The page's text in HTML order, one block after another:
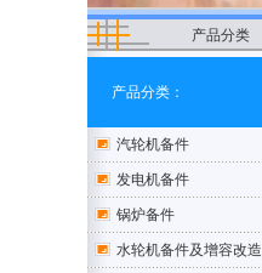
产品分类
产品分类：
汽轮机备件
发电机备件
锅炉备件
水轮机备件及增容改造